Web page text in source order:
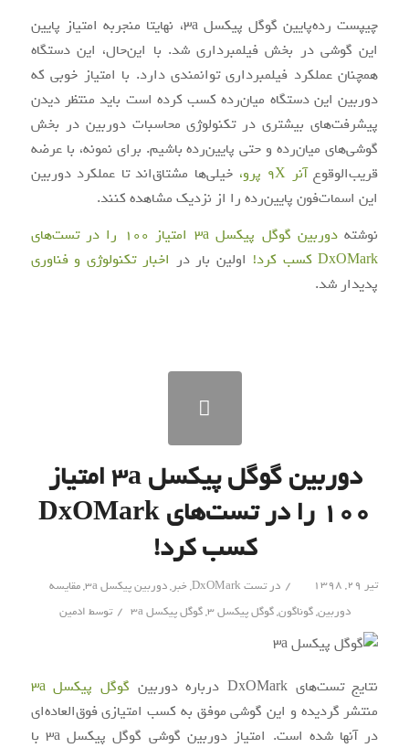
چیپست رده‌پایین گوگل پیکسل 3a، نهایتا منجربه امتیاز پایین
این گوشی در بخش فیلمبرداری شد. با این‌حال، این دستگاه
همچنان عملکرد فیلمبرداری توانمندی دارد. با امتیاز خوبی که
دوربین این دستگاه میان‌رده کسب کرده است باید منتظر دیدن
پیشرفت‌های بیشتری در تکنولوژی محاسبات دوربین در بخش
گوشی‌های میان‌رده و حتی پایین‌رده باشیم. برای نمونه، با عرضه
قریب‌الوقوعآنر 9X پرو،
خیلی‌ها مشتاق‌اند تا عملکرد دوربین
این اسمات‌فون پایین‌رده را از نزدیک مشاهده کنند.
نوشته
دوربین گوگل پیکسل 3a امتیاز ۱۰۰ را در تست‌‌های
DxOMark کسب کرد!
اولین بار در اخبار تکنولوژی و فناوری
پدیدار شد.
دوربین گوگل پیکسل ۳a امتیاز
۱۰۰ را در تست‌‌های DxOMark
کسب کرد!
تیر ۲۹, ۱۳۹۸ / درتست DxOMark ,خبر,دوربین پیکسل 3a ,مقایسه
دوربین,گوناگون,گوگل پیکسل 3 ,گوگل پیکسل 3a / توسط ادمین
نتایج تست‌های DxOMark درباره دوربین
گوگل پیکسل 3a
منتشر گردیده و این گوشی موفق به کسب امتیازی فوق‌العاده‌ای
در آنها شده است. امتیاز دوربین گوشی گوگل پیکسل 3a با